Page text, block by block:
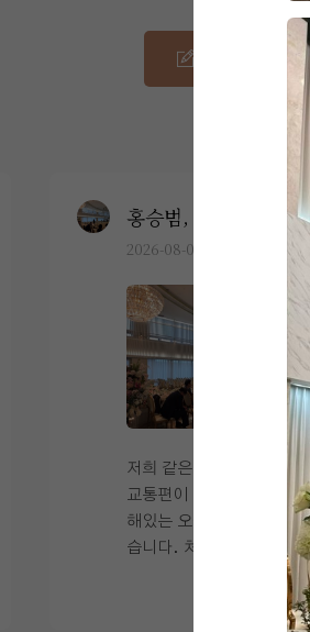
리얼 후기 쓰
홍승범, 연지윤
2026-08-03 16명 읽음
저희 같은 경우에는 지방
교통편이 중요한지라 서
해있는 오펠리스 웨딩홀을
습니다. 처음 찾아갔을 때
라고 해서 올라오는데 힘
는 걱정도 있었는데 신식
가 따로 있었고 속도도 빨